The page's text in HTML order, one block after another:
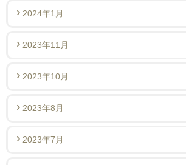
2024年1月
2023年11月
2023年10月
2023年8月
2023年7月